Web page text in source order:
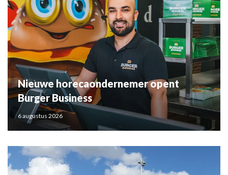
Nieuwe horecaondernemer opent
Burger Business
6 augustus 2026